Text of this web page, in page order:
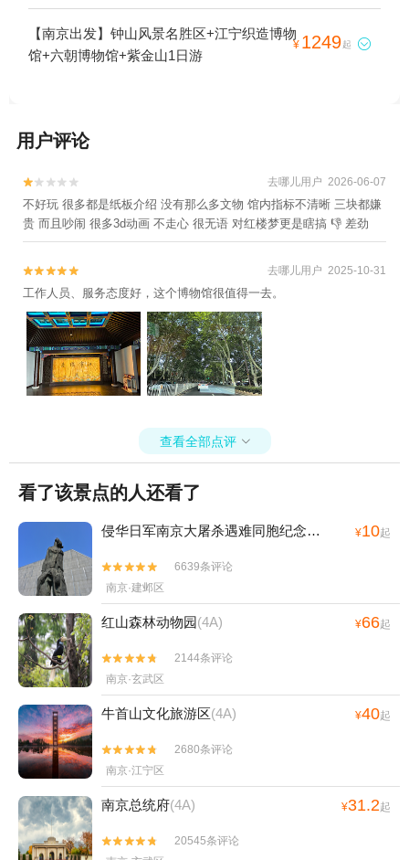
【南京出发】钟山风景名胜区+江宁织造博物
馆+六朝博物馆+紫金山1日游
¥ 1249起 
用户评论

 去哪儿用户 2026-06-07
不好玩 很多都是纸板介绍 没有那么多文物 馆内指标不清晰 三块都嫌
贵 而且吵闹 很多3d动画 不走心 很无语 对红楼梦更是瞎搞 👎 差劲

 去哪儿用户 2025-10-31
工作人员、服务态度好，这个博物馆很值得一去。
查看全部点评 
看了该景点的人还看了
侵华日军南京大屠杀遇难同胞纪念馆 ¥10起


6639条评论
南京·建邺区
红山森林动物园 (4A) ¥66起


2144条评论
南京·玄武区
牛首山文化旅游区(4A) ¥40起


2680条评论
南京·江宁区
南京总统府(4A) ¥31.2起


20545条评论